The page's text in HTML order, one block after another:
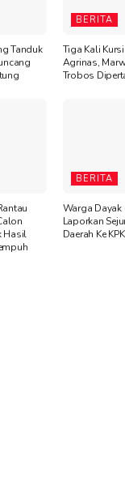
Tanduk
BERITA
Tiga Kali
Agrinas,
Trobos
Hasil
BERITA
Warga Dayak
Laporkan
Daerah Ke KPK